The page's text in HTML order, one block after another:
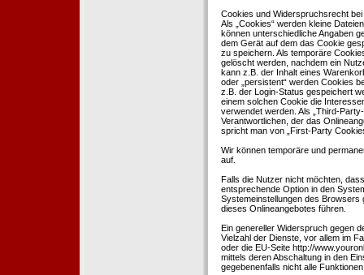
Cookies und Widerspruchsrecht
Als „Cookies“ werden kleine
können unterschiedliche Angaben
dem Gerät auf dem das Cookie
zu speichern. Als temporäre
gelöscht werden, nachdem ein
kann z.B. der Inhalt eines
oder „persistent“ werden Cookies
z.B. der Login-Status gespeichert
einem solchen Cookie die
verwendet werden. Als „Third-
Verantwortlichen, der das
spricht man von „First-Party
Wir können temporäre und
auf.
Falls die Nutzer nicht möchten,
entsprechende Option in den
Systemeinstellungen des
dieses Onlineangebotes führen.
Ein genereller Widerspruch gegen
Vielzahl der Dienste, vor allem im
oder die EU-Seite http://
mittels deren Abschaltung in den
gegebenenfalls nicht alle